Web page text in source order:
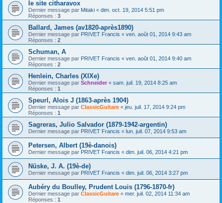
le site citharavox
Dernier message par Mitaki « dim. oct. 19, 2014 5:51 pm
Réponses : 3
Ballard, James (av1820-après1890)
Dernier message par PRIVET Francis « ven. août 01, 2014 9:43 am
Réponses : 2
Schuman, A
Dernier message par PRIVET Francis « ven. août 01, 2014 9:40 am
Réponses : 2
Henlein, Charles (XIXe)
Dernier message par Schneider « sam. juil. 19, 2014 8:25 am
Réponses : 1
Speurl, Alois J (1863-après 1904)
Dernier message par ClassicGuitare « jeu. juil. 17, 2014 9:24 pm
Réponses : 1
Sagreras, Julio Salvador (1879-1942-argentin)
Dernier message par PRIVET Francis « lun. juil. 07, 2014 9:53 am
Petersen, Albert (19è-danois)
Dernier message par PRIVET Francis « dim. juil. 06, 2014 4:21 pm
Nüske, J. A. (19è-de)
Dernier message par PRIVET Francis « dim. juil. 06, 2014 3:27 pm
Aubéry du Boulley, Prudent Louis (1796-1870-fr)
Dernier message par ClassicGuitare « mer. juil. 02, 2014 11:34 am
Réponses : 1